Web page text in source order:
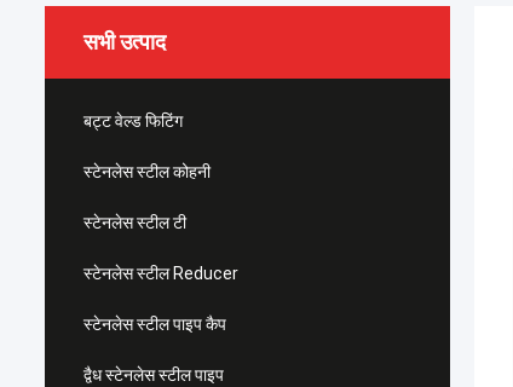
सभी उत्पाद
बट्ट वेल्ड फिटिंग
स्टेनलेस स्टील कोहनी
स्टेनलेस स्टील टी
स्टेनलेस स्टील Reducer
स्टेनलेस स्टील पाइप कैप
द्वैध स्टेनलेस स्टील पाइप